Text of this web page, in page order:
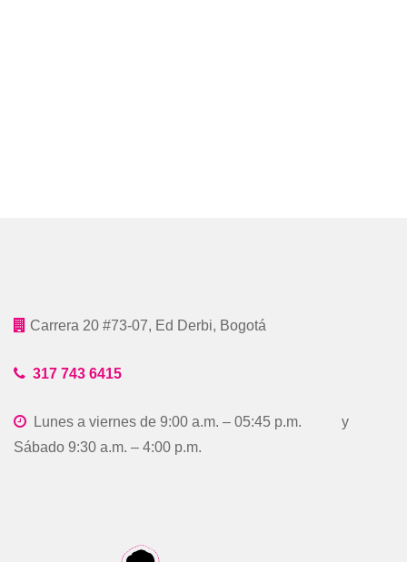
Carrera 20 #73-07, Ed Derbi, Bogotá
317 743 6415
Lunes a viernes de 9:00 a.m. – 05:45 p.m. y
Sábado 9:30 a.m. – 4:00 p.m.